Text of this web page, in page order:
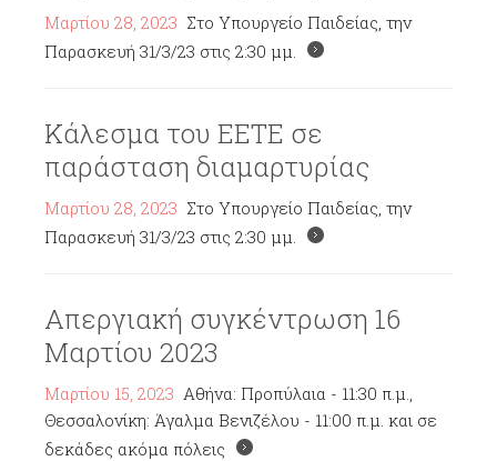
Μαρτίου 28, 2023 Στο Υπουργείο Παιδείας, την
Παρασκευή 31/3/23 στις 2:30 μμ.
Κάλεσμα του ΕΕΤΕ σε
παράσταση διαμαρτυρίας
Μαρτίου 28, 2023 Στο Υπουργείο Παιδείας, την
Παρασκευή 31/3/23 στις 2:30 μμ.
Απεργιακή συγκέντρωση 16
Μαρτίου 2023
Μαρτίου 15, 2023 Αθήνα: Προπύλαια - 11:30 π.μ.,
Θεσσαλονίκη: Άγαλμα Βενιζέλου - 11:00 π.μ. και σε
δεκάδες ακόμα πόλεις